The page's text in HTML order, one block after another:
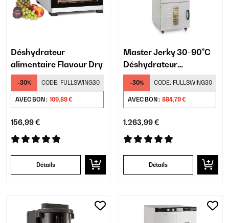
Déshydrateur
alimentaire Flavour Dry
-30% CODE: FULLSWING30
AVEC BON : 109,89 €
156,99 €
Détails
Master Jerky 30-90°C
Déshydrateur
Professionnel 36
Plateaux Argent
-30% CODE: FULLSWING30
AVEC BON : 884,79 €
1.263,99 €
Détails